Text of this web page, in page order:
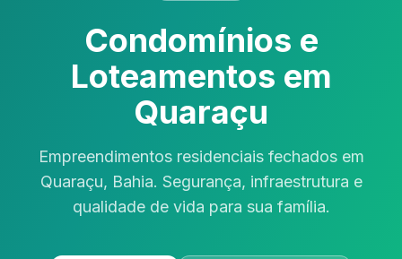
Condomínios e
Loteamentos em
Quaraçu
Empreendimentos residenciais fechados em
Quaraçu, Bahia. Segurança, infraestrutura e
qualidade de vida para sua família.